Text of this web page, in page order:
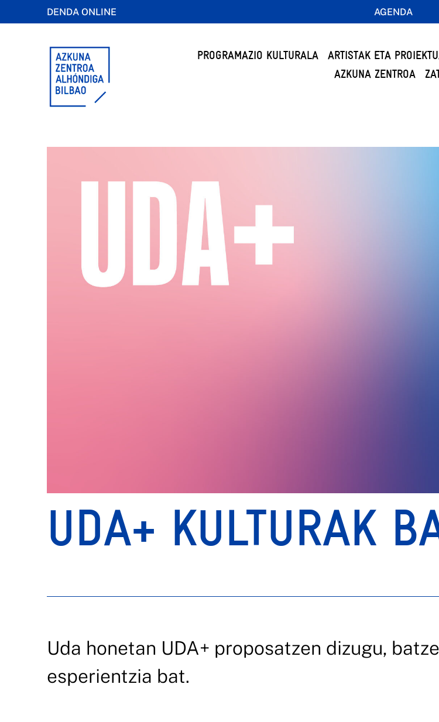
DENDA ONLINE AGENDA
PROGRAMAZIO KULTURALA ARTISTAK ETA
AZKUNA ZENTROA
UDA+ KULTURAK
Uda honetan UDA+ proposatzen dizugu,
esperientzia bat.